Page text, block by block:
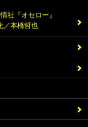
社『オセロー』
／本橋哲也